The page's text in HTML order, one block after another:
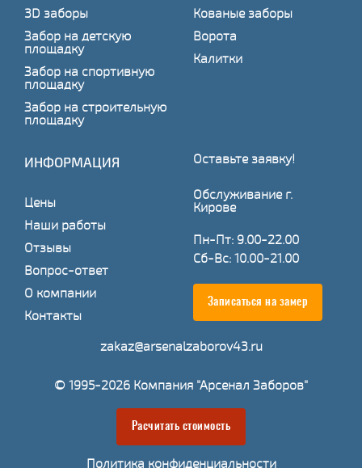
3D заборы
Забор на детскую
площадку
Забор на спортивную
площадку
Забор на строительную
площадку
Кованые заборы
Ворота
Калитки
ИНФОРМАЦИЯ
Цены
Наши работы
Отзывы
Вопрос-ответ
О компании
Контакты
Оставьте заявку!
Обслуживание г.
Кирове
Пн-Пт: 9.00-22.00
Сб-Вс: 10.00-21.00
Записаться на замер
zakaz@arsenalzaborov43.ru
© 1995-2026 Компания "Арсенал Заборов"
Расчитать стоимость
Политика конфиденциальности